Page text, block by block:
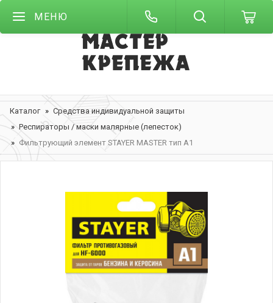
МЕНЮ
Каталог
Средства индивидуальной защиты
Респираторы / маски малярные (лепесток)
Фильтрующий элемент STAYER MASTER тип А1